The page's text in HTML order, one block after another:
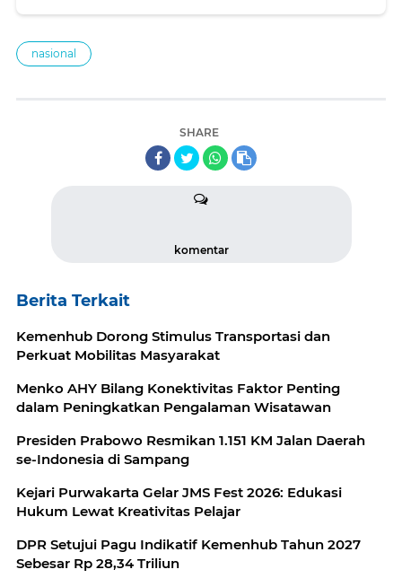
nasional
SHARE
komentar
Berita Terkait
Kemenhub Dorong Stimulus Transportasi dan
Perkuat Mobilitas Masyarakat
Menko AHY Bilang Konektivitas Faktor Penting
dalam Peningkatkan Pengalaman Wisatawan
Presiden Prabowo Resmikan 1.151 KM Jalan Daerah
se-Indonesia di Sampang
Kejari Purwakarta Gelar JMS Fest 2026: Edukasi
Hukum Lewat Kreativitas Pelajar
DPR Setujui Pagu Indikatif Kemenhub Tahun 2027
Sebesar Rp 28,34 Triliun